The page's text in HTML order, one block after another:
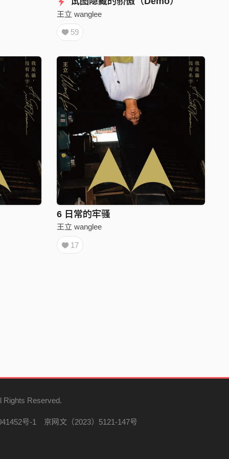
王立 wanglee
59
6 日常的牢骚
王立 wanglee
17
Rights Reserved.
号-1 京网文（2023）5121-147号